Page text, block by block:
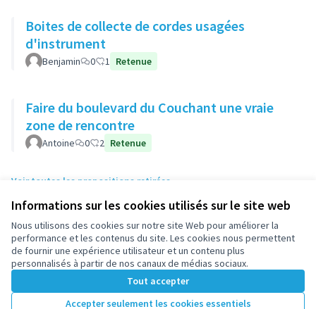
Informations sur les cookies utilisés sur le site web
Nous utilisons des cookies sur notre site Web pour améliorer la
performance et les contenus du site. Les cookies nous permettent
de fournir une expérience utilisateur et un contenu plus
personnalisés à partir de nos canaux de médias sociaux.
Tout accepter
Accepter seulement les cookies essentiels
Boites de collecte de cordes usagées
d'instrument
Benjamin 0 1 Retenue
Faire du boulevard du Couchant une vraie
zone de rencontre
Antoine 0 2 Retenue
Voir toutes les propositions retirées
Conditions d'utilisation
Paramètres des cookies
participez.nanterre.fr sur X
(Lien externe)
participez.nanterre.fr sur Facebook
participez.nanterre.fr sur Instagram
participez.nanterre.fr sur YouTube
(Lien externe)
participez.nanterre.fr sur GitHub
(Lien externe)